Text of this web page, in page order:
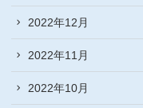
2022年12月
2022年11月
2022年10月